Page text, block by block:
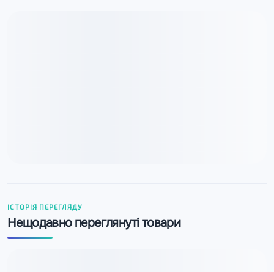
ІСТОРІЯ ПЕРЕГЛЯДУ
Нещодавно переглянуті товари